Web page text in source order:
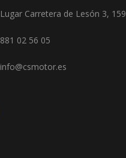
Lugar Carretera de Lesón 3,
881 02 56 05
info@csmotor.es